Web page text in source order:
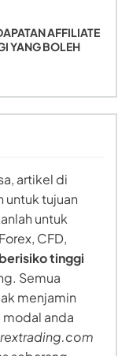
AFFILIATE
YANG BOLEH
artikel di
untuk tujuan
untuk
CFD,
berisiko tinggi
Semua
menjamin
modal anda